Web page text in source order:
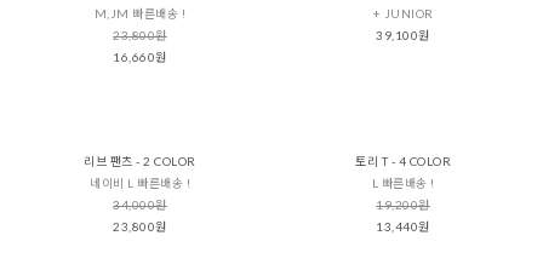
M,JM 빠른배송 !
23,800원
16,660원
+ JUNIOR
39,100원
리브 팬츠 - 2 COLOR
네이비 L 빠른배송 !
34,000원
23,800원
토리 T - 4 COLOR
L 빠른배송 !
19,200원
13,440원